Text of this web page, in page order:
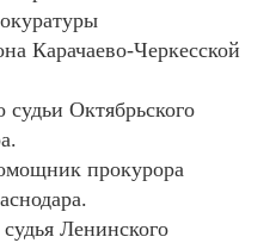
Карачаево-Черкесской
судьи Октябрьского
прокурора
Ленинского